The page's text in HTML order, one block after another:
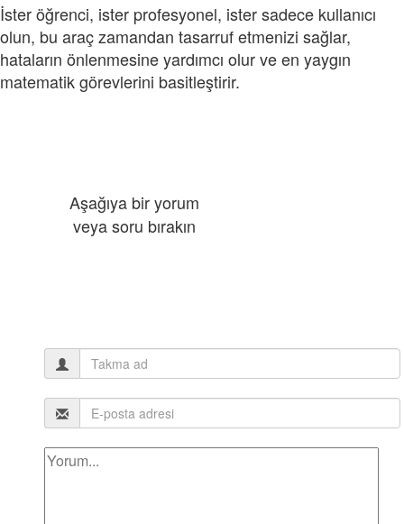
İster öğrenci, ister profesyonel, ister sadece kullanıcı
olun, bu araç zamandan tasarruf etmenizi sağlar,
hataların önlenmesine yardımcı olur ve en yaygın
matematik görevlerini basitleştirir.
Aşağıya bir yorum
veya soru bırakın